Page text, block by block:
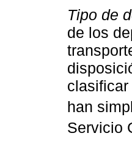
Tipo de
de los
han
Servicio